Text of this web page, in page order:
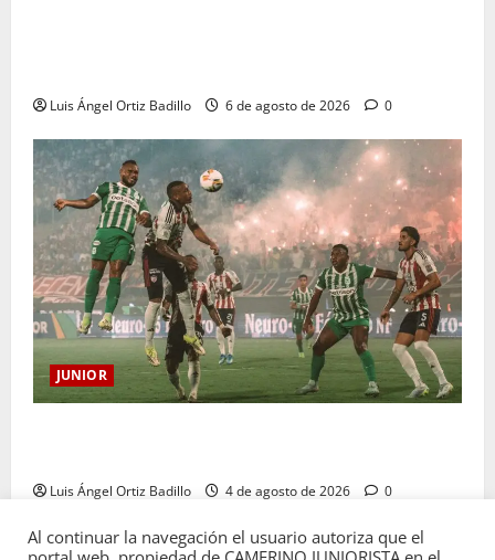
Luis Ángel Ortiz Badillo 6 de agosto de 2026 0
JUNIOR
Luis Ángel Ortiz Badillo 4 de agosto de 2026 0
Al continuar la navegación el usuario autoriza que el